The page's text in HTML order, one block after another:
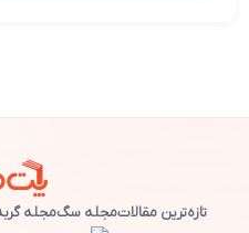
تازه‌ترین مقالاتمجله سگمجله